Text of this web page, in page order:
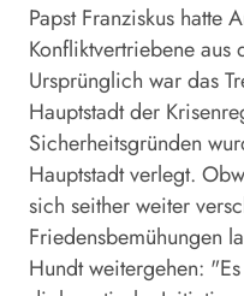
Papst Franziskus hatte
Konfliktvertriebene aus
Ursprünglich war das
Hauptstadt der
Sicherheitsgründen
Hauptstadt verlegt.
sich seither weiter
Friedensbemühungen
Hundt weitergehen: